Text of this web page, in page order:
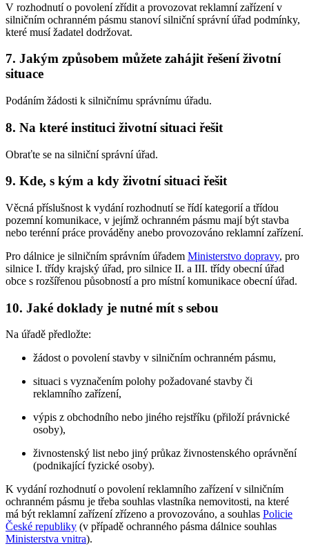
V rozhodnutí o povolení zřídit a provozovat reklamní zařízení v
silničním ochranném pásmu stanoví silniční správní úřad podmínky,
které musí žadatel dodržovat.
7. Jakým způsobem můžete zahájit řešení životní
situace
Podáním žádosti k silničnímu správnímu úřadu.
8. Na které instituci životní situaci řešit
Obraťte se na silniční správní úřad.
9. Kde, s kým a kdy životní situaci řešit
Věcná příslušnost k vydání rozhodnutí se řídí kategorií a třídou
pozemní komunikace, v jejímž ochranném pásmu mají být stavba
nebo terénní práce prováděny anebo provozováno reklamní zařízení.
Pro dálnice je silničním správním úřadem Ministerstvo dopravy, pro
silnice I. třídy krajský úřad, pro silnice II. a III. třídy obecní úřad
obce s rozšířenou působností a pro místní komunikace obecní úřad.
10. Jaké doklady je nutné mít s sebou
Na úřadě předložte:
žádost o povolení stavby v silničním ochranném pásmu,
situaci s vyznačením polohy požadované stavby či
reklamního zařízení,
výpis z obchodního nebo jiného rejstříku (přiloží právnické
osoby),
živnostenský list nebo jiný průkaz živnostenského oprávnění
(podnikající fyzické osoby).
K vydání rozhodnutí o povolení reklamního zařízení v silničním
ochranném pásmu je třeba souhlas vlastníka nemovitosti, na které
má být reklamní zařízení zřízeno a provozováno, a souhlas Policie
České republiky (v případě ochranného pásma dálnice souhlas
Ministerstva vnitra).